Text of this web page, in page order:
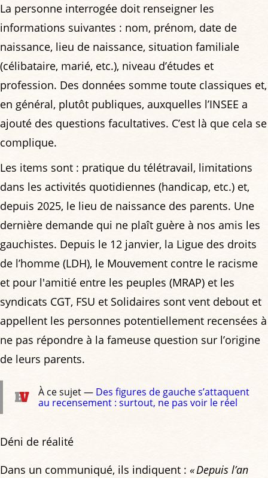
La personne interrogée doit renseigner les
informations suivantes : nom, prénom, date de
naissance, lieu de naissance, situation familiale
(célibataire, marié, etc.), niveau d’études et
profession. Des données somme toute classiques et,
en général, plutôt publiques, auxquelles l’INSEE a
ajouté des questions facultatives. C’est là que cela se
complique.
Les items sont : pratique du télétravail, limitations
dans les activités quotidiennes (handicap, etc.) et,
depuis 2025, le lieu de naissance des parents. Une
dernière demande qui ne plaît guère à nos amis les
gauchistes. Depuis le 12 janvier, la Ligue des droits
de l’homme (LDH), le Mouvement contre le racisme
et pour l'amitié entre les peuples (MRAP) et les
syndicats CGT, FSU et Solidaires sont vent debout et
appellent les personnes potentiellement recensées à
ne pas répondre à la fameuse question sur l’origine
de leurs parents.
À ce sujet — Des figures de gauche s’attaquent
au recensement : surtout, ne pas voir le réel
Déni de réalité
Dans un communiqué, ils indiquent : « Depuis l’an